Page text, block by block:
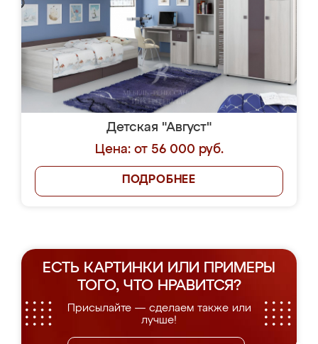
Детская "Август"
Цена: от 56 000 руб.
ПОДРОБНЕЕ
ЕСТЬ КАРТИНКИ ИЛИ ПРИМЕРЫ
ТОГО, ЧТО НРАВИТСЯ?
Присылайте — сделаем также или
лучше!